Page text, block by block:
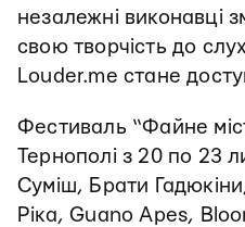
незалежні виконавці
свою творчість до
Louder.me стане
Фестиваль “Файне
Тернополі з 20 по 23
Суміш, Брати
Ріка, Guano Apes,